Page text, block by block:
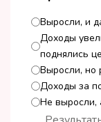
Выросли, и
Доходы
поднялись
Выросли, но
Доходы за
Не выросли,